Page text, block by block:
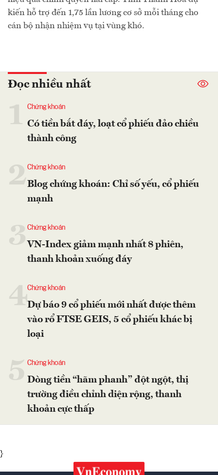
kiến hỗ trợ đến 1,75 lần lương cơ sở mỗi tháng cho
cán bộ nhận nhiệm vụ tại vùng khó.
Đọc nhiều nhất
Chứng khoán
Có tiền bắt đáy, loạt cổ phiếu đảo chiều
thành công
2Chứng khoán
Blog chứng khoán: Chỉ số yếu, cổ phiếu
mạnh
Chứng khoán
VN-Index giảm mạnh nhất 8 phiên,
thanh khoản xuống đáy
4Chứng khoán
Dự báo 9 cổ phiếu mới nhất được thêm
vào rổ FTSE GEIS, 5 cổ phiếu khác bị
loại
Chứng khoán
Dòng tiền “hãm phanh” đột ngột, thị
trường điều chỉnh diện rộng, thanh
khoản cực thấp
}